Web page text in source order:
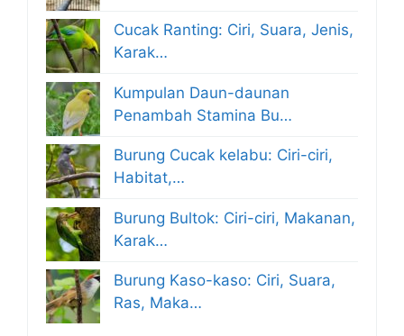
Cucak Ranting: Ciri, Suara, Jenis,
Karak…
Kumpulan Daun-daunan
Penambah Stamina Bu…
Burung Cucak kelabu: Ciri-ciri,
Habitat,…
Burung Bultok: Ciri-ciri, Makanan,
Karak…
Burung Kaso-kaso: Ciri, Suara,
Ras, Maka…